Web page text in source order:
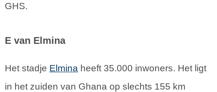
GHS.
E van Elmina
Het stadje Elmina heeft 35.000 inwoners. Het ligt
in het zuiden van Ghana op slechts 155 km